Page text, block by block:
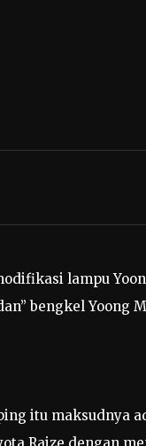
lampu
bengkel Yoong
itu maksudnya